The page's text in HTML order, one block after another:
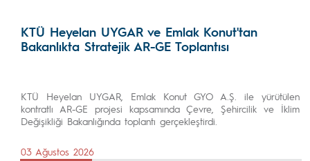
KTÜ Heyelan UYGAR ve Emlak Konut'tan
Bakanlıkta Stratejik AR-GE Toplantısı
KTÜ Heyelan UYGAR, Emlak Konut GYO A.Ş. ile yürütülen
kontratlı AR-GE projesi kapsamında Çevre, Şehircilik ve İklim
Değişikliği Bakanlığında toplantı gerçekleştirdi.
03 Ağustos 2026